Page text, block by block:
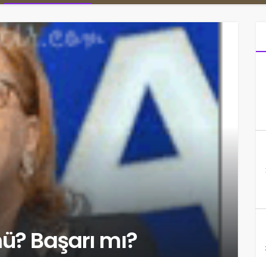
Başarı mı?